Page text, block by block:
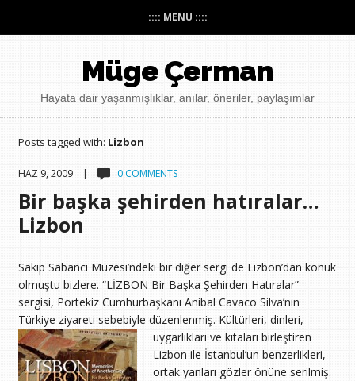
:::: MENU ::::
Müge Çerman
Hayata dair yaşanmışlıklar, anılar, öneriler, paylaşımlar
Posts tagged with: Lizbon
HAZ 9, 2009 | 0 COMMENTS
Bir başka şehirden hatıralar…
Lizbon
Sakıp Sabancı Müzesi’ndeki bir diğer sergi de Lizbon’dan konuk
olmuştu bizlere. “LİZBON Bir Başka Şehirden Hatıralar”
sergisi, Portekiz Cumhurbaşkanı Anibal Cavaco Silva’nın
Türkiye ziyareti sebebiyle düzenlenmiş. Kültürleri, dinleri,
uygarlıkları ve kıtaları birleştiren
Lizbon ile İstanbul’un benzerlikleri,
ortak yanları gözler önüne serilmiş.